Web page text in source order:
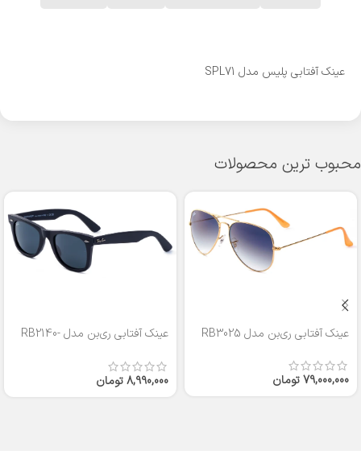
عینک آفتابی پلیس مدل SPL71
محبوب ترین محصولات
عینک آفتابی ری‌بن مدل RB3025
79,000,000تومان
عینک آفتابی ری‌بن مدل RB2140-
8,990,000تومان